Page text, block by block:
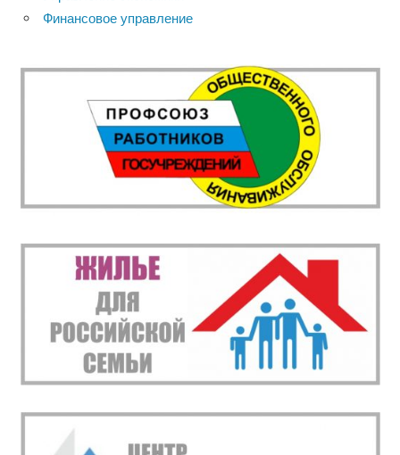
Финансовое управление